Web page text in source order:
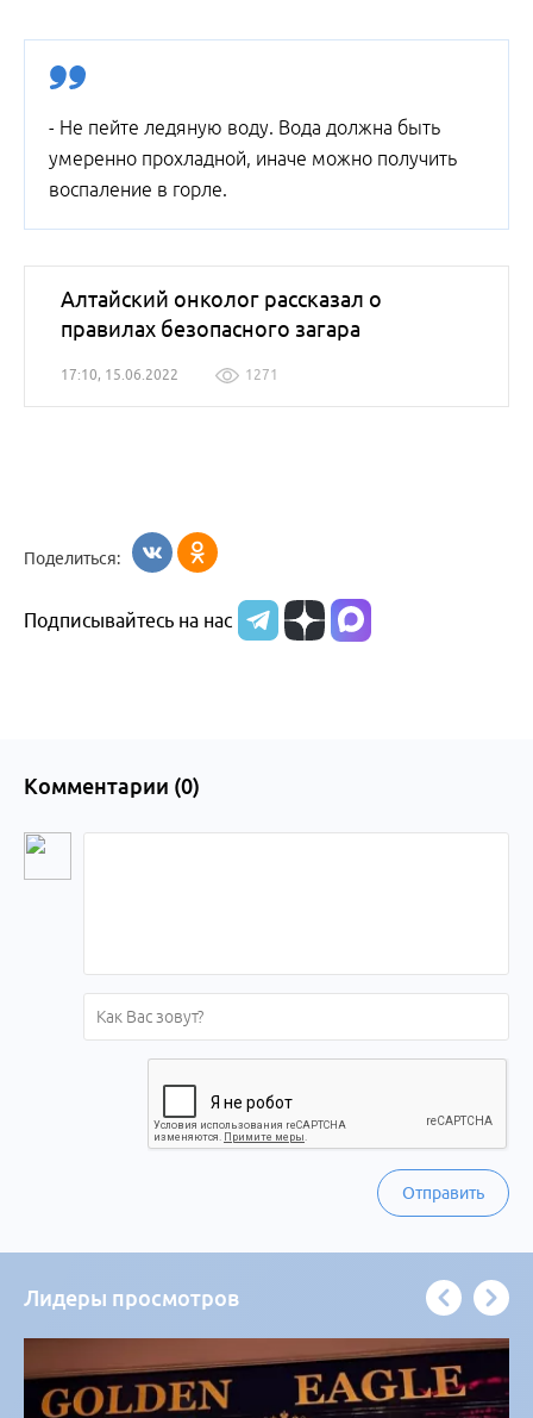
- Не пейте ледяную воду. Вода должна быть
умеренно прохладной, иначе можно получить
воспаление в горле.
Алтайский онколог рассказал о
правилах безопасного загара
17:10, 15.06.2022 1271
Поделиться:
Подписывайтесь на нас
Комментарии (0)
Отправить
Лидеры просмотров